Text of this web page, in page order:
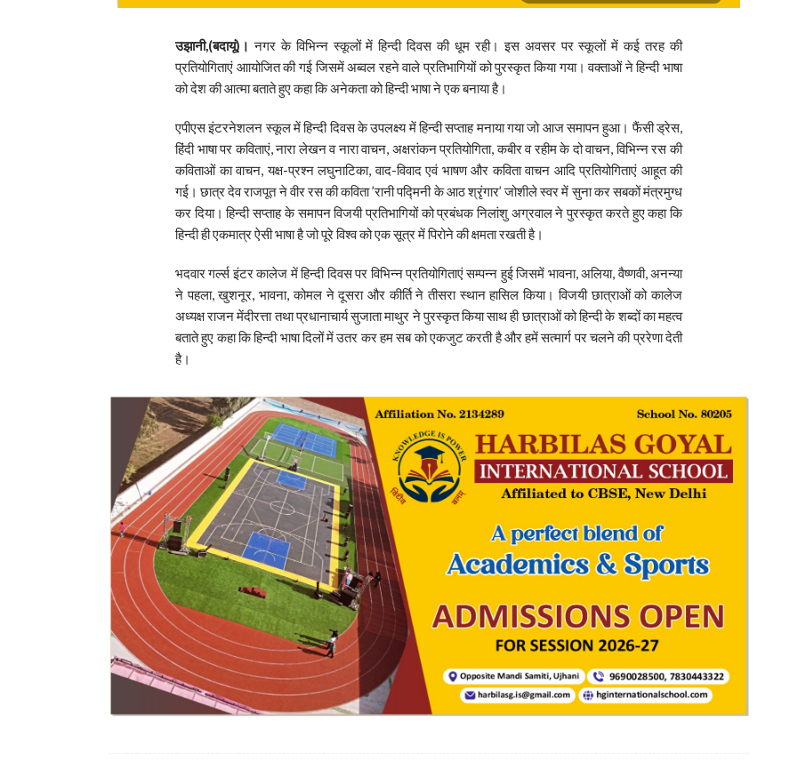
उझानी,(बदायूं)। नगर के विभिन्न स्कूलों में हिन्दी दिवस की धूम रही। इस अवसर पर स्कूलों में कई तरह की
प्रतियोगिताएं आायोजित की गई जिसमें अब्वल रहने वाले प्रतिभागियों को पुरस्कृत किया गया। वक्ताओं ने हिन्दी भाषा
को देश की आत्मा बताते हुए कहा कि अनेकता को हिन्दी भाषा ने एक बनाया है।
एपीएस इंटरनेशलन स्कूल में हिन्दी दिवस के उपलक्ष्य में हिन्दी सप्ताह मनाया गया जो आज समापन हुआ। फैंसी ड्रेस,
हिंदी भाषा पर कविताएं, नारा लेखन व नारा वाचन, अक्षरांकन प्रतियोगिता, कबीर व रहीम के दो वाचन, विभिन्न रस की
कविताओं का वाचन, यक्ष-प्रश्न लघुनाटिका, वाद-विवाद एवं भाषण और कविता वाचन आदि प्रतियोगिताएं आहूत की
गई। छात्र देव राजपूत ने वीर रस की कविता ’रानी पद्मिनी के आठ श्रृंगार’ जोशीले स्वर में सुना कर सबकों मंत्रमुग्ध
कर दिया। हिन्दी सप्ताह के समापन विजयी प्रतिभागियों को प्रबंधक निलांशु अग्रवाल ने पुरस्कृत करते हुए कहा कि
हिन्दी ही एकमात्र ऐसी भाषा है जो पूरे विश्व को एक सूत्र में पिरोने की क्षमता रखती है।
भदवार गर्ल्स इंटर कालेज में हिन्दी दिवस पर विभिन्न प्रतियोगिताएं सम्पन्न हुई जिसमें भावना, अलिया, वैष्णवी, अनन्या
ने पहला, खुशनूर, भावना, कोमल ने दूसरा और कीर्ति ने तीसरा स्थान हासिल किया। विजयी छात्राओं को कालेज
अध्यक्ष राजन मेंदीरत्ता तथा प्रधानाचार्य सुजाता माथुर ने पुरस्कृत किया साथ ही छात्राओं को हिन्दी के शब्दों का महत्व
बताते हुए कहा कि हिन्दी भाषा दिलों में उतर कर हम सब को एकजुट करती है और हमें सत्मार्ग पर चलने की प्ररेणा देती
है।